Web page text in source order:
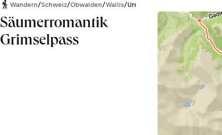
Wandern/Schweiz/Obwalden/Wallis/Urner Alpen
Säumerromantik
Grimselpass